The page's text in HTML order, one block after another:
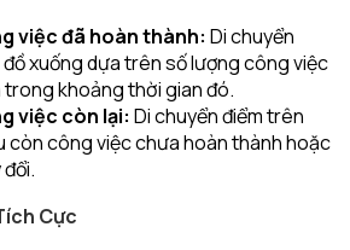
việc đã hoàn thành: Di chuyển
xuống dựa trên số lượng công việc
khoảng thời gian đó.
việc còn lại: Di chuyển điểm trên
còn công việc chưa hoàn thành hoặc
Cực